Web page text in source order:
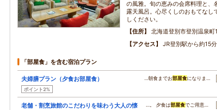
の風雅。旬の恵みの会席料理と、
露天風呂。心尽くしのおもてなし
しください。
住所
北海道登別市登別温泉町
アクセス
JR登別駅から約15分
「部屋食」を含む宿泊プラン
夫婦膳プラン（夕食お部屋食）
ポイント2%
…朝食までお部屋食になりま…
老舗・割烹旅館のこだわりを味わう大人の懐
…。 夕食は部屋食でご用意…